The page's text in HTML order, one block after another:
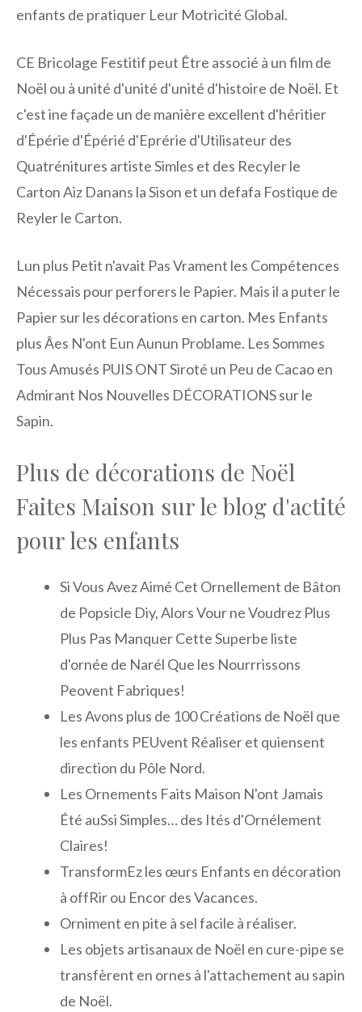
enfants de pratiquer Leur Motricité Global.
CE Bricolage Festitif peut Être associé à un film de
Noël ou à unité d'unité d'unité d'histoire de Noël. Et
c'est ine façade un de manière excellent d'héritier
d'Épérie d'Épérié d'Eprérie d'Utilisateur des
Quatrénitures artiste Simles et des Recyler le
Carton Aiz Danans la Sison et un defafa Fostique de
Reyler le Carton.
Lun plus Petit n'avait Pas Vrament les Compétences
Nécessais pour perforers le Papier. Mais il a puter le
Papier sur les décorations en carton. Mes Enfants
plus Âes N'ont Eun Aunun Problame. Les Sommes
Tous Amusés PUIS ONT Siroté un Peu de Cacao en
Admirant Nos Nouvelles DÉCORATIONS sur le
Sapin.
Plus de décorations de Noël
Faites Maison sur le blog d'actité
pour les enfants
Si Vous Avez Aimé Cet Ornellement de Bâton
de Popsicle Diy, Alors Vour ne Voudrez Plus
Plus Pas Manquer Cette Superbe liste
d'ornée de Narél Que les Nourrrissons
Peovent Fabriques!
Les Avons plus de 100 Créations de Noël que
les enfants PEUvent Réaliser et quiensent
direction du Pôle Nord.
Les Ornements Faits Maison N'ont Jamais
Été auSsi Simples… des Ités d'Ornélement
Claires!
TransformEz les œurs Enfants en décoration
à offRir ou Encor des Vacances.
Orniment en pite à sel facile à réaliser.
Les objets artisanaux de Noël en cure-pipe se
transfèrent en ornes à l'attachement au sapin
de Noël.